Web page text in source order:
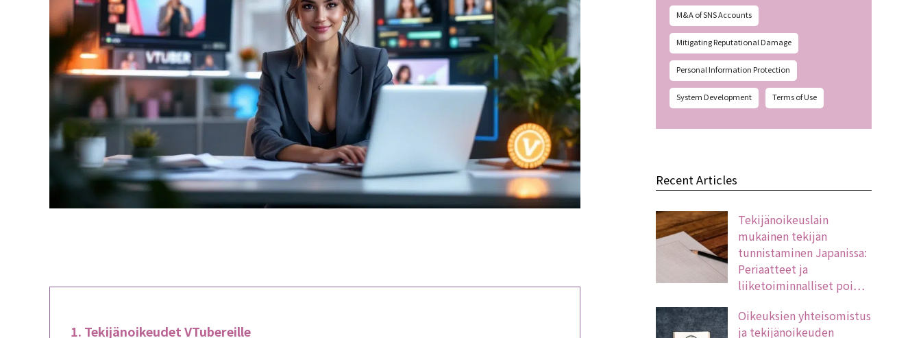
Tekijänoikeudet VTubereille
M&A of SNS Accounts
Mitigating Reputational Damage
Personal Information Protection
System Development Terms of Use
Recent Articles
Tekijänoikeuslain
mukainen tekijän
tunnistaminen Japanissa:
Periaatteet ja
liiketoiminnalliset poi…
Oikeuksien yhteisomistus
ja tekijänoikeuden